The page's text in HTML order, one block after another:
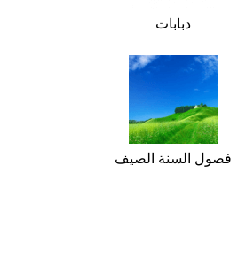
دبابات
فصول السنة الصيف